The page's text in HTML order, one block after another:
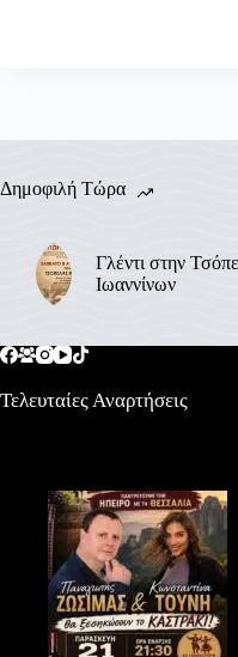
Δημοφιλή Τώρα
Γλέντι στην
Ιωαννίνων
Τελευταίες Αναρτήσεις